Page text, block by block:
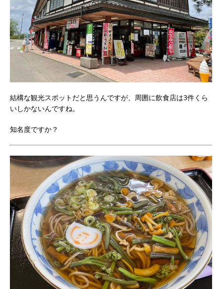
結構な観光スポットだと思うんですが、周囲に飲食店は3件くら
いしかないんですね。
知名度ですか？